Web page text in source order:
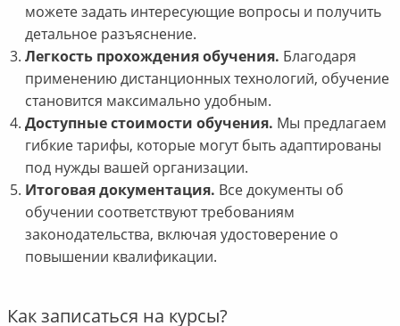
можете задать интересующие вопросы и получить
детальное разъяснение.
Легкость прохождения обучения. Благодаря
применению дистанционных технологий, обучение
становится максимально удобным.
Доступные стоимости обучения. Мы предлагаем
гибкие тарифы, которые могут быть адаптированы
под нужды вашей организации.
Итоговая документация. Все документы об
обучении соответствуют требованиям
законодательства, включая удостоверение о
повышении квалификации.
Как записаться на курсы?